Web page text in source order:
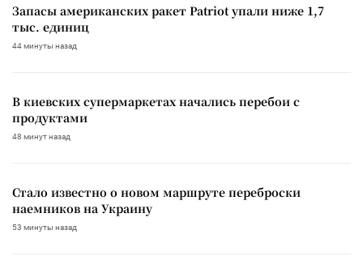
Запасы американских ракет Patriot упали ниже 1,7
тыс. единиц
44 минуты назад
В киевских супермаркетах начались перебои с
продуктами
48 минут назад
Стало известно о новом маршруте переброски
наемников на Украину
53 минуты назад